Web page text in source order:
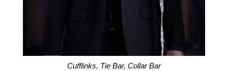
Cufflinks, Tie Bar, Collar Bar